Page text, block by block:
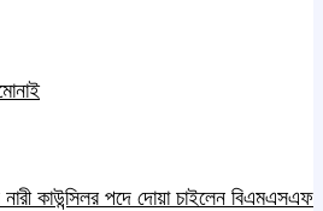
কাউন্সিলর পদে দোয়া চাইলেন বিএমএসএফ